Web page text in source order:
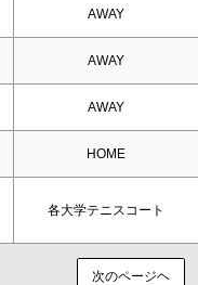
AWAY
AWAY
AWAY
HOME
各大学テニスコート
次のページヘ